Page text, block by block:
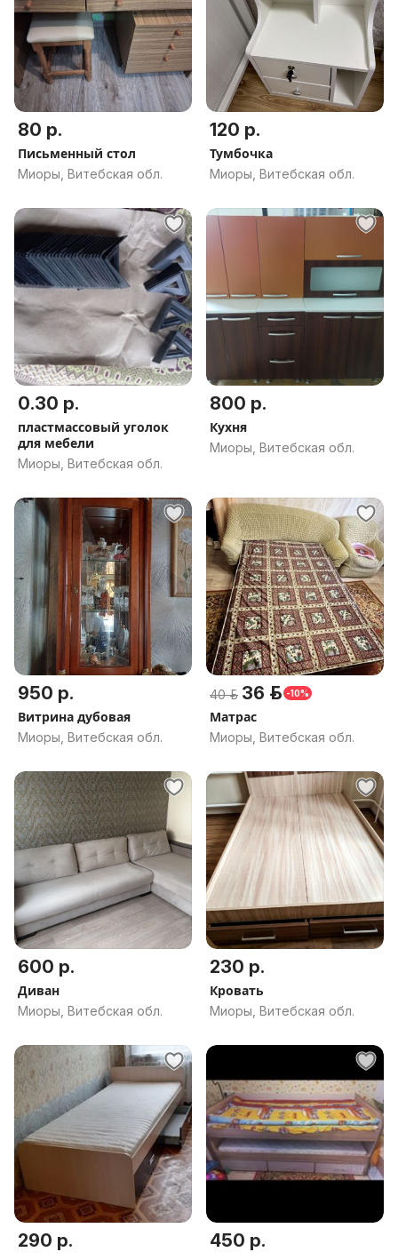
80 р.
Письменный стол
Миоры, Витебская обл.
120 р.
Тумбочка
Миоры, Витебская обл.
0.30 р.
пластмассовый уголок
для мебели
Миоры, Витебская обл.
800 р.
Кухня
Миоры, Витебская обл.
950 р.
Витрина дубовая
Миоры, Витебская обл.
40 р. 36 р. -10%
Матрас
Миоры, Витебская обл.
600 р.
Диван
Миоры, Витебская обл.
230 р.
Кровать
Миоры, Витебская обл.
290 р. 450 р.